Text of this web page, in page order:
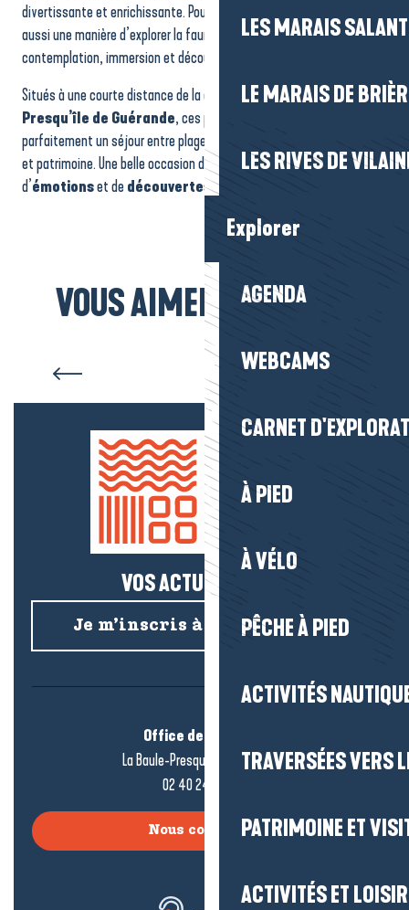
LES MARAIS
LE MARAIS DE
LES RIVES DE
Explorer
AGENDA
WEBCAMS
CARNET
À PIED
À VÉLO
PÊCHE À PIED
ACTIVITÉS
TRAVERSÉES VERS
PATRIMOINE ET
ACTIVITÉS ET
divertissante et enrichissante. Pour les amoureux de nature, c’est
aussi une manière d’explorer la faune différemment, entre
contemplation, immersion et découverte des enjeux de protection.
Situés à une courte distance de la destinationLa Baule-
Presqu’île de Guérande, ces parcs et l’aquarium complètent
parfaitement un séjour entre plages, littoral, marais, grands espaces
et patrimoine. Une belle occasion de vivre une journée pleine
d’émotionset dedécouvertes.
VOUS AIMEREZ AUSSI...
Toutes les plages
VOS ACTUS SALÉES !
Je m’inscris à la newsletter
Office de tourisme
La Baule-Presqu’île de Guérande
02 40 24 34 44
Nous contacter